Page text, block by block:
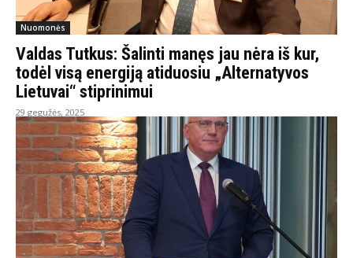
Nuomonės
Valdas Tutkus: Šalinti manęs jau nėra iš kur,
todėl visą energiją atiduosiu „Alternatyvos
Lietuvai“ stiprinimui
29 gegužės, 2025